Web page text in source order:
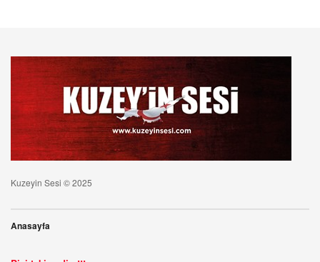
Kuzeyin Sesi © 2025
Anasayfa